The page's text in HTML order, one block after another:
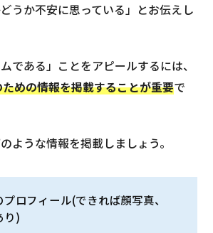
うか不安に思っている」とお伝えし
である」ことをアピールするには、
めの情報を掲載することが重要で
ような情報を掲載しましょう。
ロフィール(できれば顔写真、
り)